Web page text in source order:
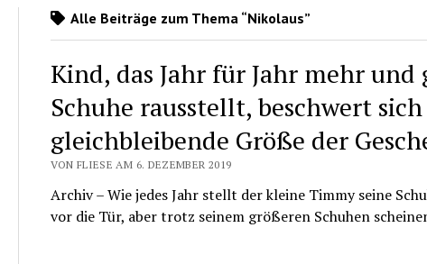
Alle Beiträge zum Thema “Nikolaus”
Kind, das Jahr für Jahr mehr und
Schuhe rausstellt, beschwert
gleichbleibende Größe der
VON FLIESE AM 6. DEZEMBER 2019
Archiv – Wie jedes Jahr stellt der kleine Timmy seine
vor die Tür, aber trotz seinem größeren Schuhen